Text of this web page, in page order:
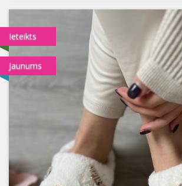
Ieteikts
Jaunums